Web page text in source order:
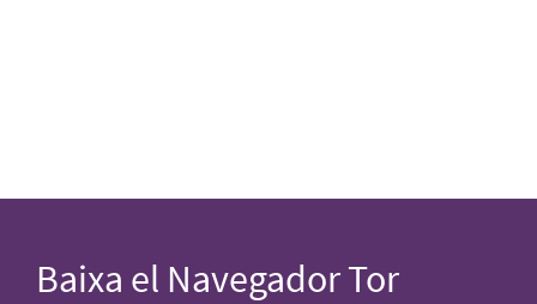
Baixa el Navegador Tor